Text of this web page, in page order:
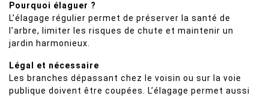
Pourquoi élaguer ?
L’élagage régulier permet de préserver la santé de
l’arbre, limiter les risques de chute et maintenir un
jardin harmonieux.
Légal et nécessaire
Les branches dépassant chez le voisin ou sur la voie
publique doivent être coupées. L’élagage permet aussi